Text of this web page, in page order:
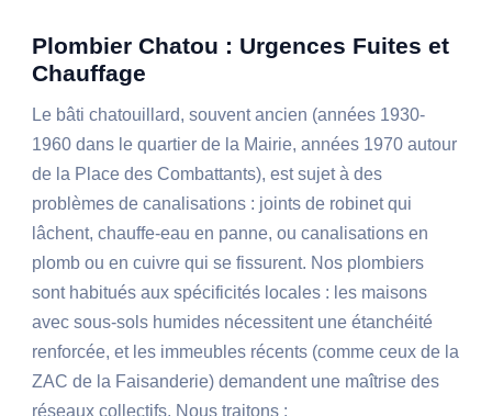
Plombier Chatou : Urgences Fuites et
Chauffage
Le bâti chatouillard, souvent ancien (années 1930-
1960 dans le quartier de la Mairie, années 1970 autour
de la Place des Combattants), est sujet à des
problèmes de canalisations : joints de robinet qui
lâchent, chauffe-eau en panne, ou canalisations en
plomb ou en cuivre qui se fissurent. Nos plombiers
sont habitués aux spécificités locales : les maisons
avec sous-sols humides nécessitent une étanchéité
renforcée, et les immeubles récents (comme ceux de la
ZAC de la Faisanderie) demandent une maîtrise des
réseaux collectifs. Nous traitons :